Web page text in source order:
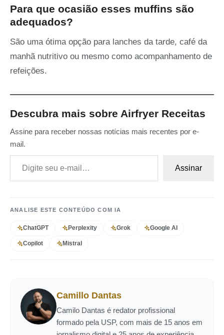
Para que ocasião esses muffins são
adequados?
São uma ótima opção para lanches da tarde, café da
manhã nutritivo ou mesmo como acompanhamento de
refeições.
Descubra mais sobre Airfryer Receitas
Assine para receber nossas notícias mais recentes por e-
mail.
Digite seu e-mail…
Assinar
ANALISE ESTE CONTEÚDO COM IA
ChatGPT Perplexity Grok Google AI
Copilot Mistral
Camillo Dantas
Camilo Dantas é redator profissional
formado pela USP, com mais de 15 anos em